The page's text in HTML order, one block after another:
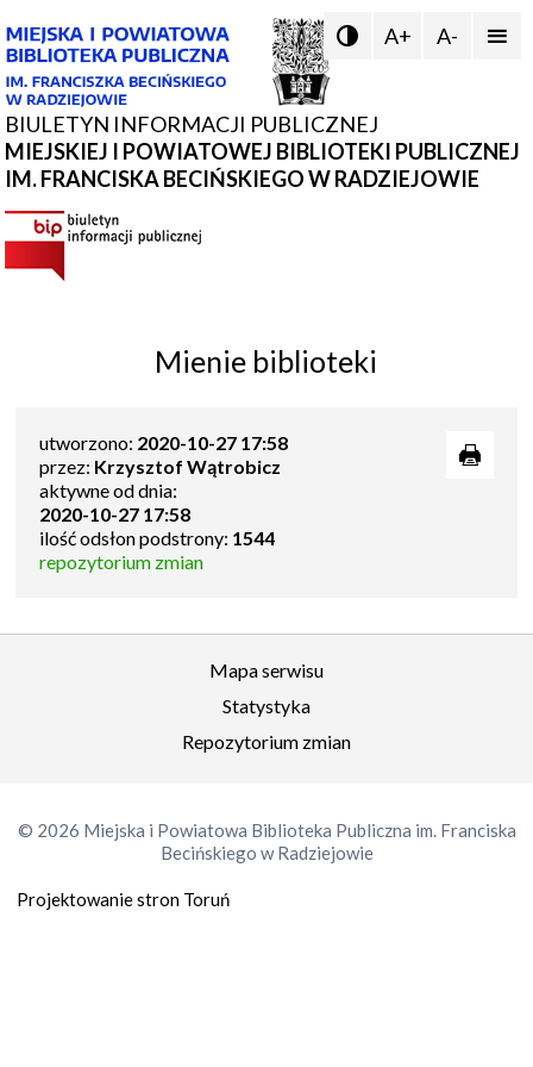
BIULETYN INFORMACJI PUBLICZNEJ
MIEJSKIEJ I POWIATOWEJ BIBLIOTEKI PUBLICZNEJ
IM. FRANCISKA BECIŃSKIEGO W RADZIEJOWIE
 A+ A- 
Mienie biblioteki
utworzono: 2020-10-27 17:58
przez: Krzysztof Wątrobicz
aktywne od dnia:
2020-10-27 17:58
ilość odsłon podstrony: 1544
repozytorium zmian
Mapa serwisu
Statystyka
Repozytorium zmian
© 2026 Miejska i Powiatowa Biblioteka Publiczna im. Franciska
Becińskiego w Radziejowie
Projektowanie stron Toruń